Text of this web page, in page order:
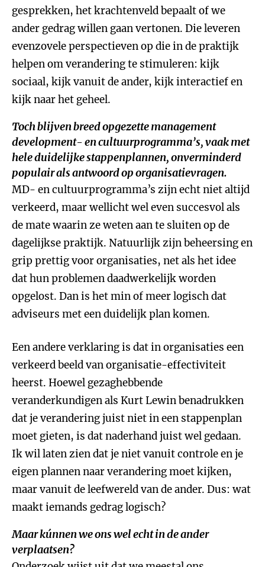
gesprekken, het krachtenveld bepaalt of we
ander gedrag willen gaan vertonen. Die leveren
evenzovele perspectieven op die in de praktijk
helpen om verandering te stimuleren: kijk
sociaal, kijk vanuit de ander, kijk interactief en
kijk naar het geheel.
Toch blijven breed opgezette management
development- en cultuurprogramma’s, vaak met
hele duidelijke stappenplannen, onverminderd
populair als antwoord op organisatievragen.
MD- en cultuurprogramma’s zijn echt niet altijd
verkeerd, maar wellicht wel even succesvol als
de mate waarin ze weten aan te sluiten op de
dagelijkse praktijk. Natuurlijk zijn beheersing en
grip prettig voor organisaties, net als het idee
dat hun problemen daadwerkelijk worden
opgelost. Dan is het min of meer logisch dat
adviseurs met een duidelijk plan komen.
Een andere verklaring is dat in organisaties een
verkeerd beeld van organisatie-effectiviteit
heerst. Hoewel gezaghebbende
veranderkundigen als Kurt Lewin benadrukken
dat je verandering juist niet in een stappenplan
moet gieten, is dat naderhand juist wel gedaan.
Ik wil laten zien dat je niet vanuit controle en je
eigen plannen naar verandering moet kijken,
maar vanuit de leefwereld van de ander. Dus: wat
maakt iemands gedrag logisch?
Maar kúnnen we ons wel echt in de ander
verplaatsen?